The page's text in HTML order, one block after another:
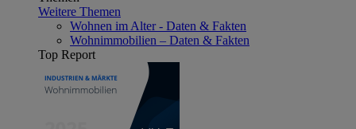
Weitere Themen
Wohnen im Alter - Daten & Fakten
Wohnimmobilien – Daten & Fakten
Top Report